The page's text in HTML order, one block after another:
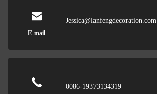
E-mail
Jessica@lanfengdecoration.com
0086-19373134319